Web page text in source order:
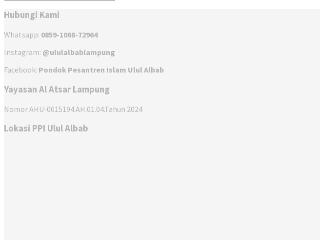
Hubungi Kami
Whatsapp: 0859-1068-72964
Instagram: @ululalbablampung
Facebook: Pondok Pesantren Islam Ulul Albab
Yayasan Al Atsar Lampung
Nomor AHU-0015194.AH.01.04.Tahun 2024
Lokasi PPI Ulul Albab